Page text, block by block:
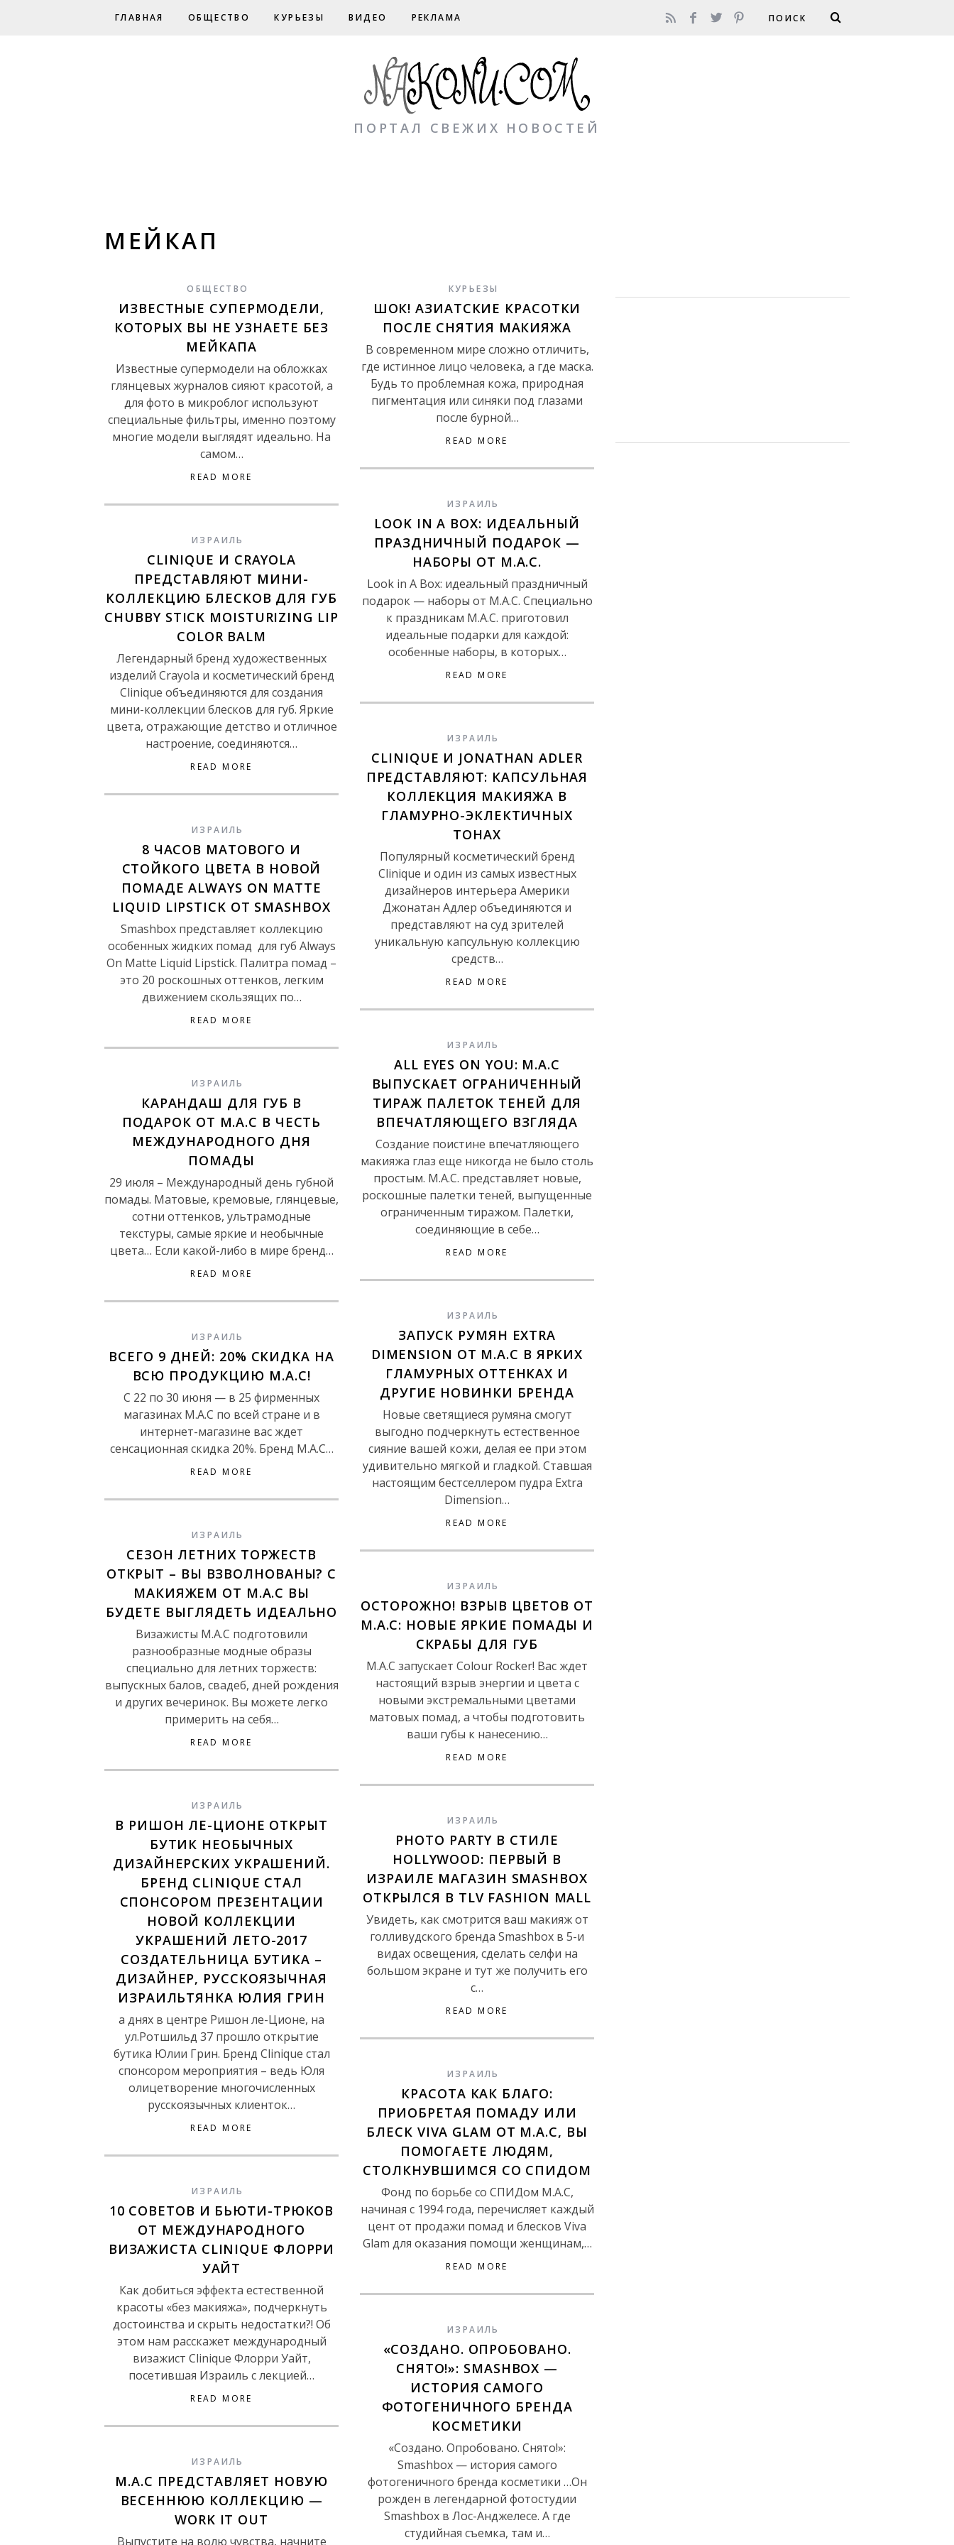
ГЛАВНАЯ ОБЩЕСТВО КУРЬЕЗЫ ВИДЕО РЕКЛАМА
ПОРТАЛ СВЕЖИХ НОВОСТЕЙ
МЕЙКАП
ОБЩЕСТВО
ИЗВЕСТНЫЕ СУПЕРМОДЕЛИ,
КОТОРЫХ ВЫ НЕ УЗНАЕТЕ БЕЗ
МЕЙКАПА
Известные супермодели на обложках
глянцевых журналов сияют красотой, а
для фото в микроблог используют
специальные фильтры, именно поэтому
многие модели выглядят идеально. На
самом…
READ MORE
КУРЬЕЗЫ
ШОК! АЗИАТСКИЕ КРАСОТКИ
ПОСЛЕ СНЯТИЯ МАКИЯЖА
В современном мире сложно отличить,
где истинное лицо человека, а где маска.
Будь то проблемная кожа, природная
пигментация или синяки под глазами
после бурной…
READ MORE
ИЗРАИЛЬ
LOOK IN A BOX: ИДЕАЛЬНЫЙ
ПРАЗДНИЧНЫЙ ПОДАРОК —
НАБОРЫ ОТ М.А.С.
Look in A Box: идеальный праздничный
подарок — наборы от М.А.С. Специально
к праздникам М.А.С. приготовил
идеальные подарки для каждой:
особенные наборы, в которых…
READ MORE
ИЗРАИЛЬ
CLINIQUE И СRAYOLA
ПРЕДСТАВЛЯЮТ МИНИ-
КОЛЛЕКЦИЮ БЛЕСКОВ ДЛЯ ГУБ
CHUBBY STICK MOISTURIZING LIP
COLOR BALM
Легендарный бренд художественных
изделий Сrayola и косметический бренд
Clinique объединяются для создания
мини-коллекции блесков для губ. Яркие
цвета, отражающие детство и отличное
настроение, соединяются…
READ MORE
ИЗРАИЛЬ
CLINIQUE И JONATHAN ADLER
ПРЕДСТАВЛЯЮТ: КАПСУЛЬНАЯ
КОЛЛЕКЦИЯ МАКИЯЖА В
ГЛАМУРНО-ЭКЛЕКТИЧНЫХ
ТОНАХ
Популярный косметический бренд
Clinique и один из самых известных
дизайнеров интерьера Америки
Джонатан Адлер объединяются и
представляют на суд зрителей
уникальную капсульную коллекцию
средств…
READ MORE
ИЗРАИЛЬ
8 ЧАСОВ МАТОВОГО И
СТОЙКОГО ЦВЕТА В НОВОЙ
ПОМАДЕ ALWAYS ON MATTE
LIQUID LIPSTICK ОТ SMASHBOX
Smashbox представляет коллекцию
особенных жидких помад для губ Аlways
On Matte Liquid Lipstick. Палитра помад –
это 20 роскошных оттенков, легким
движением скользящих по…
READ MORE
ИЗРАИЛЬ
ALL EYES ON YOU: М.А.С
ВЫПУСКАЕТ ОГРАНИЧЕННЫЙ
ТИРАЖ ПАЛЕТОК ТЕНЕЙ ДЛЯ
ВПЕЧАТЛЯЮЩЕГО ВЗГЛЯДА
Создание поистине впечатляющего
макияжа глаз еще никогда не было столь
простым. М.А.С. представляет новые,
роскошные палетки теней, выпущенные
ограниченным тиражом. Палетки,
соединяющие в себе…
READ MORE
ИЗРАИЛЬ
КАРАНДАШ ДЛЯ ГУБ В
ПОДАРОК ОТ M.A.C В ЧЕСТЬ
МЕЖДУНАРОДНОГО ДНЯ
ПОМАДЫ
29 июля – Международный день губной
помады. Матовые, кремовые, глянцевые,
сотни оттенков, ультрамодные
текстуры, самые яркие и необычные
цвета… Если какой-либо в мире бренд…
READ MORE
ИЗРАИЛЬ
ЗАПУСК РУМЯН EXTRA
DIMENSION ОТ M.A.C В ЯРКИХ
ГЛАМУРНЫХ ОТТЕНКАХ И
ДРУГИЕ НОВИНКИ БРЕНДА
Новые светящиеся румяна смогут
выгодно подчеркнуть естественное
сияние вашей кожи, делая ее при этом
удивительно мягкой и гладкой. Ставшая
настоящим бестселлером пудра Extra
Dimension…
READ MORE
ИЗРАИЛЬ
ВСЕГО 9 ДНЕЙ: 20% СКИДКА НА
ВСЮ ПРОДУКЦИЮ M.A.C!
С 22 по 30 июня — в 25 фирменных
магазинах M.A.C по всей стране и в
интернет-магазине вас ждет
сенсационная скидка 20%. Бренд M.A.C…
READ MORE
ИЗРАИЛЬ
СЕЗОН ЛЕТНИХ ТОРЖЕСТВ
ОТКРЫТ – ВЫ ВЗВОЛНОВАНЫ? С
МАКИЯЖЕМ ОТ M.A.C ВЫ
БУДЕТЕ ВЫГЛЯДЕТЬ ИДЕАЛЬНО
Визажисты M.A.C подготовили
разнообразные модные образы
специально для летних торжеств:
выпускных балов, свадеб, дней рождения
и других вечеринок. Вы можете легко
примерить на себя…
READ MORE
ИЗРАИЛЬ
ОСТОРОЖНО! ВЗРЫВ ЦВЕТОВ ОТ
M.A.C: НОВЫЕ ЯРКИЕ ПОМАДЫ И
СКРАБЫ ДЛЯ ГУБ
М.А.С запускает Colour Rocker! Вас ждет
настоящий взрыв энергии и цвета с
новыми экстремальными цветами
матовых помад, а чтобы подготовить
ваши губы к нанесению…
READ MORE
ИЗРАИЛЬ
В РИШОН ЛЕ-ЦИОНЕ ОТКРЫТ
БУТИК НЕОБЫЧНЫХ
ДИЗАЙНЕРСКИХ УКРАШЕНИЙ.
БРЕНД CLINIQUE СТАЛ
СПОНСОРОМ ПРЕЗЕНТАЦИИ
НОВОЙ КОЛЛЕКЦИИ
УКРАШЕНИЙ ЛЕТО-2017
СОЗДАТЕЛЬНИЦА БУТИКА –
ДИЗАЙНЕР, РУССКОЯЗЫЧНАЯ
ИЗРАИЛЬТЯНКА ЮЛИЯ ГРИН
а днях в центре Ришон ле-Ционе, на
ул.Ротшильд 37 прошло открытие
бутика Юлии Грин. Бренд Clinique стал
спонсором мероприятия – ведь Юля
олицетворение многочисленных
русскоязычных клиенток…
READ MORE
ИЗРАИЛЬ
PHOTO PARTY В СТИЛЕ
HOLLYWOOD: ПЕРВЫЙ В
ИЗРАИЛЕ МАГАЗИН SMASHBOX
ОТКРЫЛСЯ В TLV FASHION MALL
Увидеть, как смотрится ваш макияж от
голливудского бренда Smashbox в 5-и
видах освещения, сделать селфи на
большом экране и тут же получить его
с…
READ MORE
ИЗРАИЛЬ
КРАСОТА КАК БЛАГО:
ПРИОБРЕТАЯ ПОМАДУ ИЛИ
БЛЕСК VIVA GLAM ОТ M.A.C, ВЫ
ПОМОГАЕТЕ ЛЮДЯМ,
СТОЛКНУВШИМСЯ СО СПИДОМ
Фонд по борьбе со СПИДом M.A.C,
начиная с 1994 года, перечисляет каждый
цент от продажи помад и блесков Viva
Glam для оказания помощи женщинам,…
READ MORE
ИЗРАИЛЬ
10 СОВЕТОВ И БЬЮТИ-ТРЮКОВ
ОТ МЕЖДУНАРОДНОГО
ВИЗАЖИСТА CLINIQUE ФЛОРРИ
УАЙТ
Как добиться эффекта естественной
красоты «без макияжа», подчеркнуть
достоинства и скрыть недостатки?! Об
этом нам расскажет международный
визажист Clinique Флорри Уайт,
посетившая Израиль с лекцией…
READ MORE
ИЗРАИЛЬ
«СОЗДАНО. ОПРОБОВАНО.
СНЯТО!»: SMASHBOX —
ИСТОРИЯ САМОГО
ФОТОГЕНИЧНОГО БРЕНДА
КОСМЕТИКИ
«Создано. Опробовано. Снято!»:
Smashbox — история самого
фотогеничного бренда косметики …Он
рожден в легендарной фотостудии
Smashbox в Лос-Анджелесе. А где
студийная съемка, там и…
ИЗРАИЛЬ
M.A.C ПРЕДСТАВЛЯЕТ НОВУЮ
ВЕСЕННЮЮ КОЛЛЕКЦИЮ —
WORK IT OUT
Выпустите на волю чувства, начните